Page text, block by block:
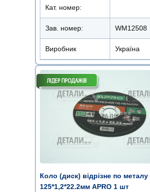
Кат. номер:
Зав. номер: WM12508
Виробник Україна
Коло (диск) відрізне по металу
125*1,2*22.2мм APRO 1 шт